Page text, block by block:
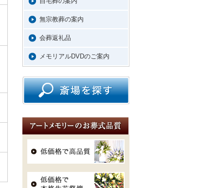
無宗教葬の案内
会葬返礼品
メモリアルDVDのご案内